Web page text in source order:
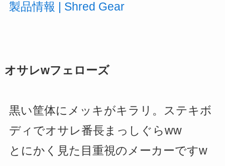
製品情報 | Shred Gear
オサレwフェローズ
黒い筐体にメッキがキラリ。ステキボ
ディでオサレ番長まっしぐらww
とにかく見た目重視のメーカーですw